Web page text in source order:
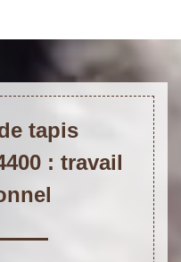
tapis
: travail